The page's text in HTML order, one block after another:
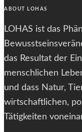
ABOUT LOHAS
LOHAS ist das
das Resultat der
menschlichen
und dass Natur,
wirtschaftlichen,
Tätigkeiten